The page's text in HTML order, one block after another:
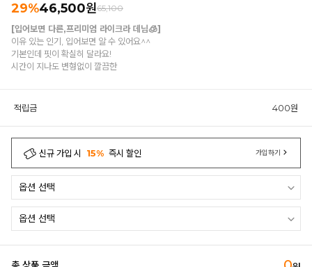
29%46,500원65,100
[입어보면 다른,프리미엄 라이크라 데님🧊]
이유 있는 인기, 입어보면 알 수 있어요^^
기본인데 핏이 확실히 달라요!
시간이 지나도 변형없이 깔끔한
적립금 400원
신규 가입 시 15% 즉시 할인 가입하기